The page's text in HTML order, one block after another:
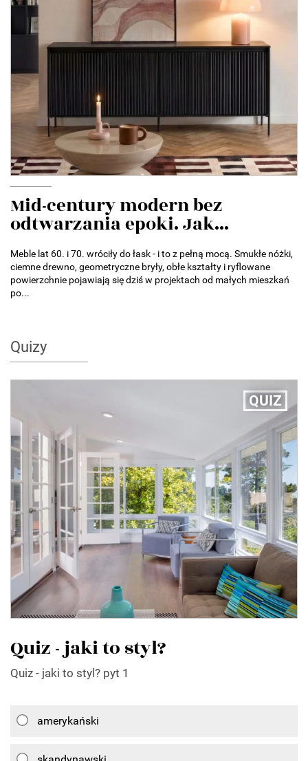
Mid-century modern bez
odtwarzania epoki. Jak...
Meble lat 60. i 70. wróciły do łask - i to z pełną mocą. Smukłe nóżki,
ciemne drewno, geometryczne bryły, obłe kształty i ryflowane
powierzchnie pojawiają się dziś w projektach od małych mieszkań
po...
Quizy
QUIZ
Quiz - jaki to styl?
Quiz - jaki to styl? pyt 1
amerykański